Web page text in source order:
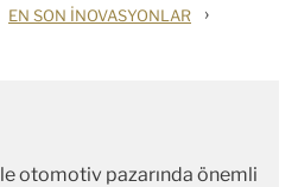
EN SON İNOVASYONLAR ›
otomotiv pazarında önemli